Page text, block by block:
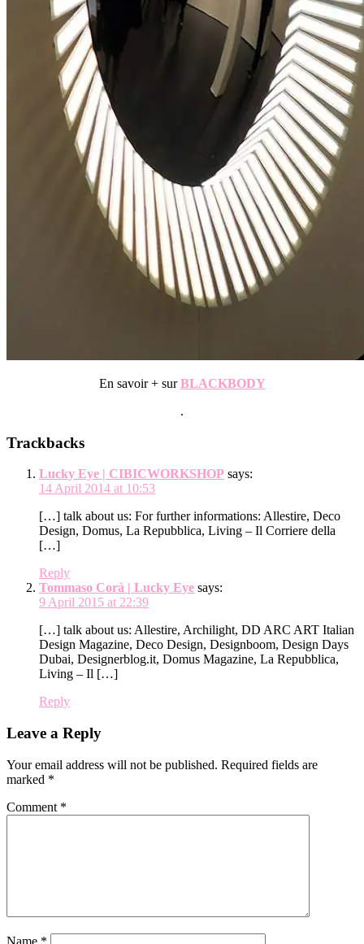
En savoir + surBLACKBODY
.
Reader
Trackbacks
Lucky Eye | CIBICWORKSHOP says:
14 April 2014 at 10:53
[…] talk about us: For further informations: Allestire, Deco
Design, Domus, La Repubblica, Living – Il Corriere della
[…]
Reply
Tommaso Corà | Lucky Eye says:
9 April 2015 at 22:39
[…] talk about us: Allestire, Archilight, DD ARC ART Italian
Design Magazine, Deco Design, Designboom, Design Days
Dubai, Designerblog.it, Domus Magazine, La Repubblica,
Living – Il […]
Reply
Leave a Reply
Your email address will not be published. Required fields are
marked *
Comment *
Name *